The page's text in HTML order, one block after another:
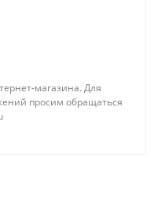
магазина. Для
просим обращаться